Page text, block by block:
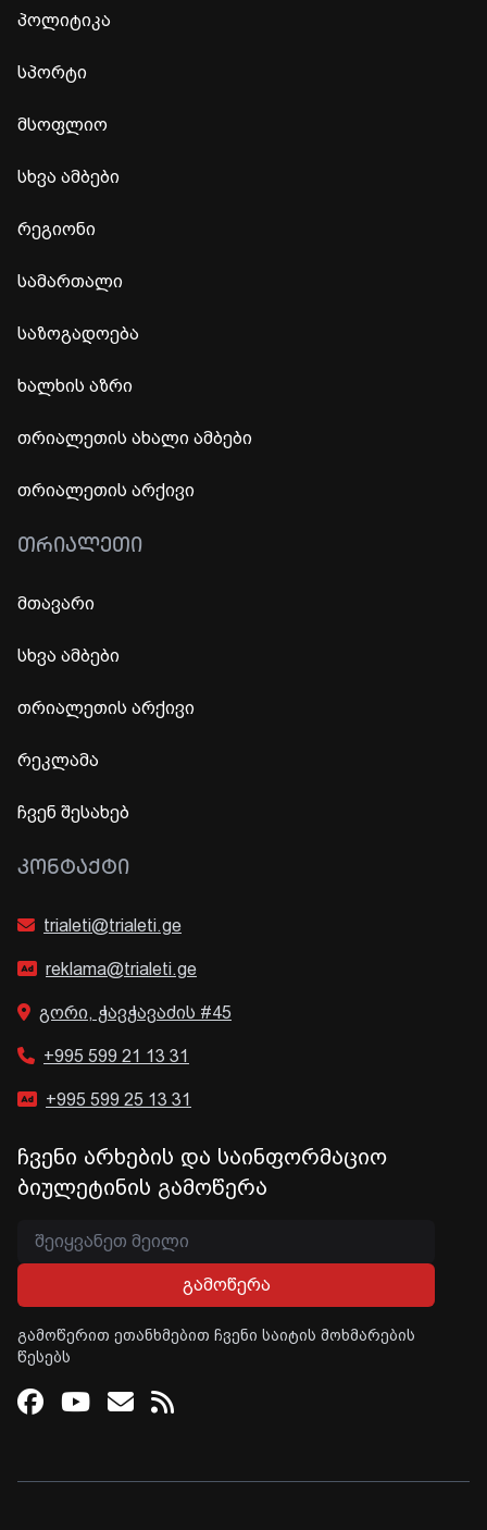
პოლიტიკა
სპორტი
მსოფლიო
სხვა ამბები
რეგიონი
სამართალი
საზოგადოება
ხალხის აზრი
თრიალეთის ახალი ამბები
თრიალეთის არქივი
ᲗᲠᲘᲐᲚᲔᲗᲘ
მთავარი
სხვა ამბები
თრიალეთის არქივი
რეკლამა
ჩვენ შესახებ
ᲙᲝᲜᲢᲐᲥᲢᲘ
trialeti@trialeti.ge
reklama@trialeti.ge
გორი, ჭავჭავაძის #45
+995 599 21 13 31
+995 599 25 13 31
ჩვენი არხების და საინფორმაციო
ბიულეტინის გამოწერა
გამოწერა
გამოწერით ეთანხმებით ჩვენი საიტის მოხმარების
წესებს
Facebook
Youtube
Email
RSS